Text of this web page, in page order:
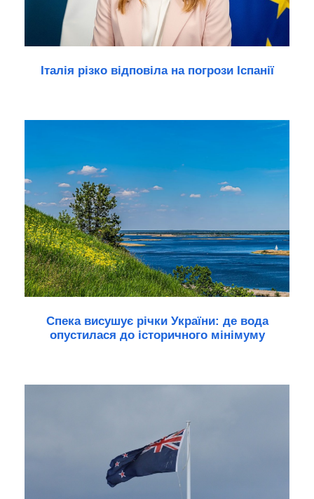
Італія різко відповіла на погрози Іспанії
Спека висушує річки України: де вода
опустилася до історичного мінімуму